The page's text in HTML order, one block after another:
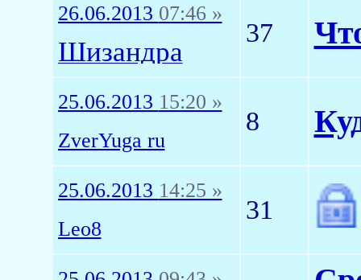
26.06.2013 07:46 »
Шизандра
37
25.06.2013 15:20 »
ZverYuga ru
8
25.06.2013 14:25 »
Leo8
31